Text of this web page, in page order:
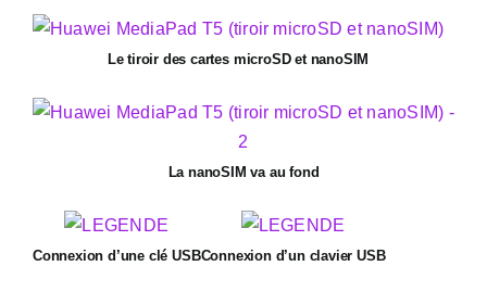
Le tiroir des cartes microSD et nanoSIM
La nanoSIM va au fond
Connexion d’une clé USBConnexion d’un clavier USB